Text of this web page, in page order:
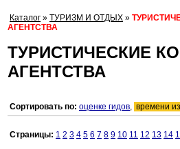
Каталог » ТУРИЗМ И ОТДЫХ »
АГЕНТСТВА
ТУРИСТИЧЕСКИЕ
АГЕНТСТВА
Сортировать по: оценке гидов, времени
Страницы: 1 2 3 4 5 6 7 8 9 10 11 12 13 14